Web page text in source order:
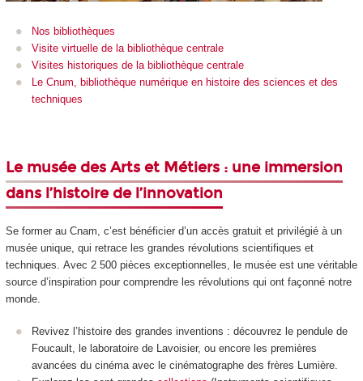
Nos bibliothèques
Visite virtuelle de la bibliothèque centrale
Visites historiques de la bibliothèque centrale
Le Cnum, bibliothèque numérique en histoire des sciences et des
techniques
Le musée des Arts et Métiers : une immersion
dans l’histoire de l’innovation
Se former au Cnam, c’est bénéficier d’un accès gratuit et privilégié à un
musée unique, qui retrace les grandes révolutions scientifiques et
techniques. Avec 2 500 pièces exceptionnelles, le musée est une véritable
source d’inspiration pour comprendre les révolutions qui ont façonné notre
monde.
Revivez l’histoire des grandes inventions : découvrez le pendule de
Foucault, le laboratoire de Lavoisier, ou encore les premières
avancées du cinéma avec le cinématographe des frères Lumière.